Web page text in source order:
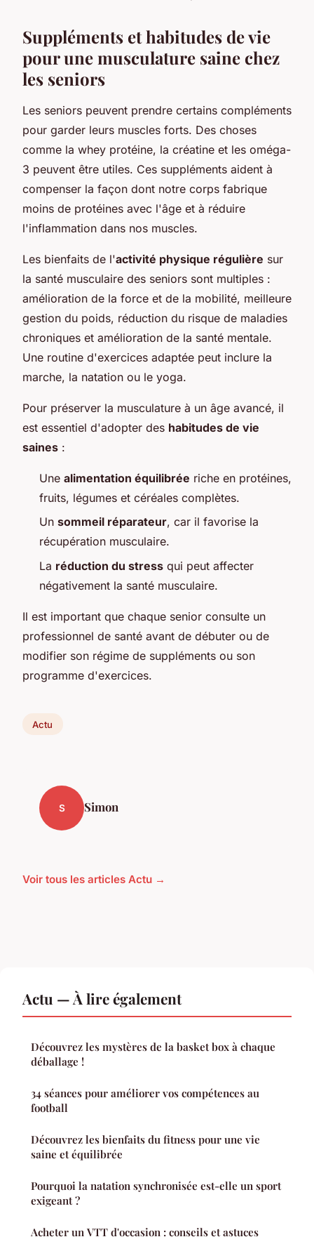
Suppléments et habitudes de vie
pour une musculature saine chez
les seniors
Les seniors peuvent prendre certains compléments
pour garder leurs muscles forts. Des choses
comme la whey protéine, la créatine et les oméga-
3 peuvent être utiles. Ces suppléments aident à
compenser la façon dont notre corps fabrique
moins de protéines avec l'âge et à réduire
l'inflammation dans nos muscles.
Les bienfaits de l'activité physique régulière sur
la santé musculaire des seniors sont multiples :
amélioration de la force et de la mobilité, meilleure
gestion du poids, réduction du risque de maladies
chroniques et amélioration de la santé mentale.
Une routine d'exercices adaptée peut inclure la
marche, la natation ou le yoga.
Pour préserver la musculature à un âge avancé, il
est essentiel d'adopter des habitudes de vie
saines :
Une alimentation équilibrée riche en protéines,
fruits, légumes et céréales complètes.
Un sommeil réparateur, car il favorise la
récupération musculaire.
La réduction du stress qui peut affecter
négativement la santé musculaire.
Il est important que chaque senior consulte un
professionnel de santé avant de débuter ou de
modifier son régime de suppléments ou son
programme d'exercices.
Actu
S Simon
Voir tous les articles Actu →
Actu — À lire également
Découvrez les mystères de la basket box à chaque
déballage !
34 séances pour améliorer vos compétences au
football
Découvrez les bienfaits du fitness pour une vie
saine et équilibrée
Pourquoi la natation synchronisée est-elle un sport
exigeant ?
Acheter un VTT d'occasion : conseils et astuces